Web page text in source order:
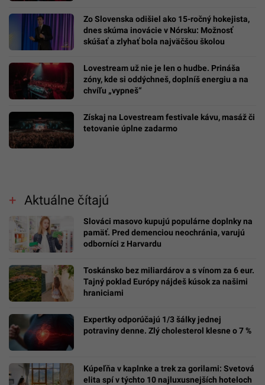
Zo Slovenska odišiel ako 15-ročný hokejista,
dnes skúma inovácie v Nórsku: Možnosť
skúšať a zlyhať bola najväčšou školou
Lovestream už nie je len o hudbe. Prináša
zóny, kde si oddýchneš, doplníš energiu a na
chvíľu „vypneš“
Získaj na Lovestream festivale kávu, masáž či
tetovanie úplne zadarmo
Aktuálne čítajú
Slováci masovo kupujú populárne doplnky na
pamäť. Pred demenciou neochránia, varujú
odborníci z Harvardu
Toskánsko bez miliardárov a s vínom za 6 eur.
Tajný poklad Európy nájdeš kúsok za našimi
hraniciami
Expertky odporúčajú 1/3 šálky jednej
potraviny denne. Zlý cholesterol klesne o 7 %
Kúpeľňa v kaplnke a trek za gorilami: Svetová
elita spí v týchto 10 najluxusnejších hoteloch